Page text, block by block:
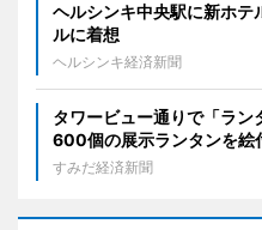
ヘルシンキ中央駅に新ホ
ルに着想
ヘルシンキ経済新聞
タワービュー通りで「ラ
600個の展示ランタンを絵
すみだ経済新聞